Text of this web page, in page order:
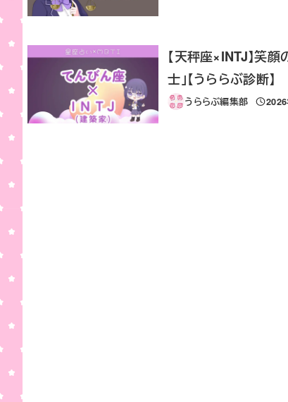
【天秤座×INTJ】笑
士」【うららぶ診断】
うららぶ編集部
投稿日